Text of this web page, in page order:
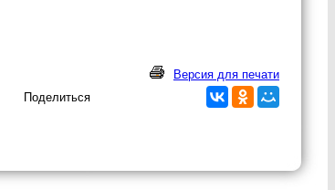
Версия для печати
Поделиться